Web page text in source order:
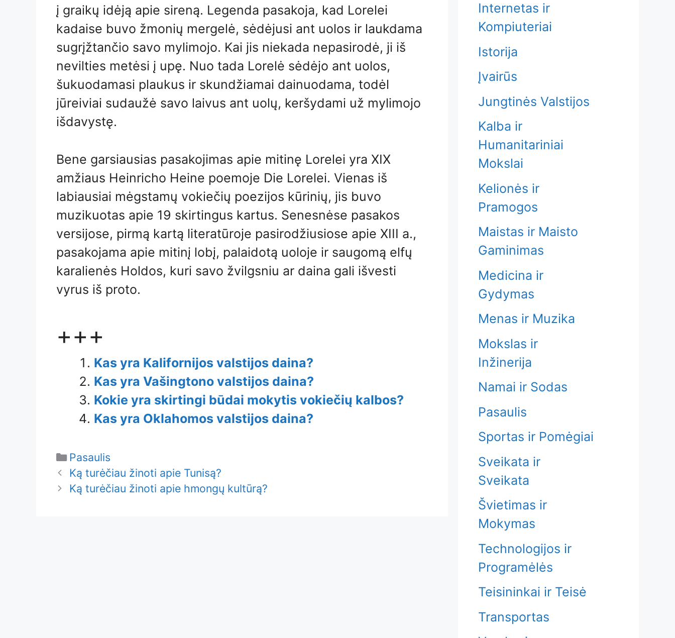
į graikų idėją apie sireną. Legenda pasakoja, kad Lorelei
kadaise buvo žmonių mergelė, sėdėjusi ant uolos ir laukdama
sugrįžtančio savo mylimojo. Kai jis niekada nepasirodė, ji iš
nevilties metėsi į upę. Nuo tada Lorelė sėdėjo ant uolos,
šukuodamasi plaukus ir skundžiamai dainuodama, todėl
jūreiviai sudaužė savo laivus ant uolų, keršydami už mylimojo
išdavystę.
Bene garsiausias pasakojimas apie mitinę Lorelei yra XIX
amžiaus Heinricho Heine poemoje Die Lorelei. Vienas iš
labiausiai mėgstamų vokiečių poezijos kūrinių, jis buvo
muzikuotas apie 19 skirtingus kartus. Senesnėse pasakos
versijose, pirmą kartą literatūroje pasirodžiusiose apie XIII a.,
pasakojama apie mitinį lobį, palaidotą uoloje ir saugomą elfų
karalienės Holdos, kuri savo žvilgsniu ar daina gali išvesti
vyrus iš proto.
+++
Kas yra Kalifornijos valstijos daina?
Kas yra Vašingtono valstijos daina?
Kokie yra skirtingi būdai mokytis vokiečių kalbos?
Kas yra Oklahomos valstijos daina?
Categories
Pasaulis
Ką turėčiau žinoti apie Tunisą?
Ką turėčiau žinoti apie hmongų kultūrą?
Internetas ir
Kompiuteriai
Istorija
Įvairūs
Jungtinės Valstijos
Kalba ir
Humanitariniai
Mokslai
Kelionės ir
Pramogos
Maistas ir Maisto
Gaminimas
Medicina ir
Gydymas
Menas ir Muzika
Mokslas ir
Inžinerija
Namai ir Sodas
Pasaulis
Sportas ir Pomėgiai
Sveikata ir
Sveikata
Švietimas ir
Mokymas
Technologijos ir
Programėlės
Teisininkai ir Teisė
Transportas